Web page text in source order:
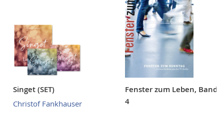
Singet (SET)
Christof Fankhauser
Fenster zum Leben, Band
4